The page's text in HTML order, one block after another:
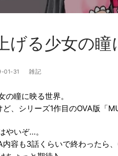
げる少女の瞳
01-31 雑記
の瞳に映る世界。
、シリーズ1作目のOVA版「
やいぞ…。
内容も3話くらいで終わったら